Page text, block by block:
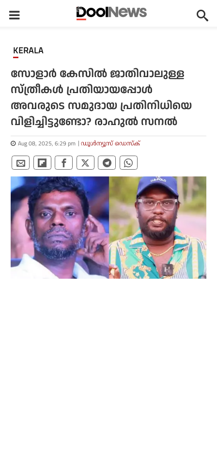
KERALA
സോളാര്‍ കേസില്‍ ജാതിവാലുള്ള
സ്ത്രീകള്‍ പ്രതിയായപ്പോള്‍
അവരുടെ സമുദായ പ്രതിനിധിയെ
വിളിച്ചിട്ടുണ്ടോ? രാഹുല്‍ സനല്‍
Aug 08, 2025, 6:29 pm ഡൂള്‍ന്യൂസ് ഡെസ്‌ക്